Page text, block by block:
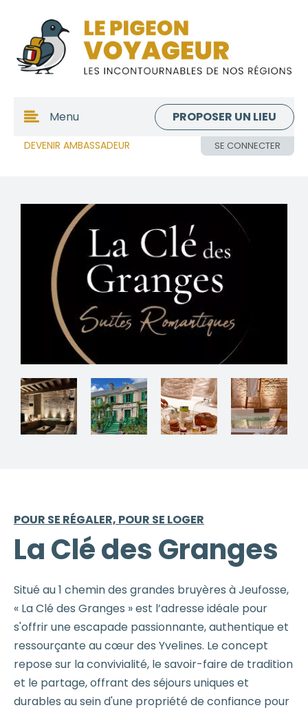
DEVENIR AMBASSADEUR SE CONNECTER
Menu PROPOSER UN LIEU
POUR SE RÉGALER, POUR SE LOGER
La Clé des Granges
Situé au 1 chemin des grandes bruyères à Jeufosse,
« La Clé des Granges » est l’adresse idéale pour
s'offrir une escapade passionnante, authentique et
ressourçante au cœur des Yvelines. Le concept
repose sur la convivialité, le savoir-faire de tradition
et le partage, offrant des séjours uniques et
durables au sein d'une propriété de confiance pour